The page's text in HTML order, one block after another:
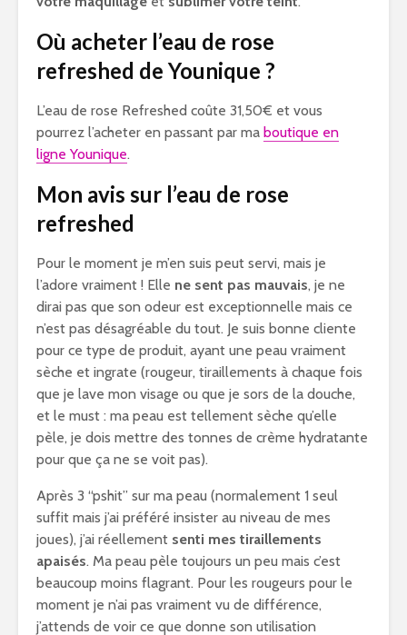
Où acheter l’eau de rose
refreshed de Younique ?
L’eau de rose Refreshed coûte 31,50€ et vous
pourrez l’acheter en passant par ma boutique en
ligne Younique.
Mon avis sur l’eau de rose
refreshed
Pour le moment je m’en suis peut servi, mais je
l’adore vraiment ! Elle ne sent pas mauvais, je ne
dirai pas que son odeur est exceptionnelle mais ce
n’est pas désagréable du tout. Je suis bonne cliente
pour ce type de produit, ayant une peau vraiment
sèche et ingrate (rougeur, tiraillements à chaque fois
que je lave mon visage ou que je sors de la douche,
et le must : ma peau est tellement sèche qu’elle
pèle, je dois mettre des tonnes de crème hydratante
pour que ça ne se voit pas).
Après 3 “pshit” sur ma peau (normalement 1 seul
suffit mais j’ai préféré insister au niveau de mes
joues), j’ai réellement senti mes tiraillements
apaisés. Ma peau pèle toujours un peu mais c’est
beaucoup moins flagrant. Pour les rougeurs pour le
moment je n’ai pas vraiment vu de différence,
j’attends de voir ce que donne son utilisation